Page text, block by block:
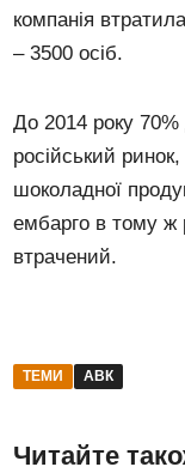
компанія
– 3500 осіб.
До 2014 року
російський
шоколадної
ембарго в тому ж
втрачений.
ТЕМИ АВК
Читайте